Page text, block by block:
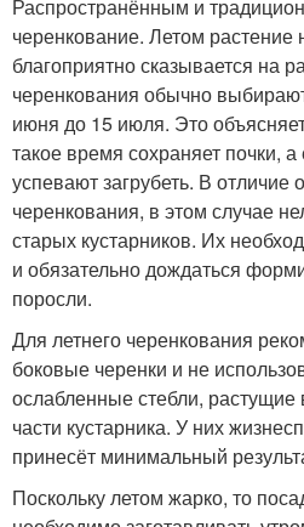
Распространённым и
черенкование. Летом растение
благоприятно сказывается на
черенкования обычно
июня до 15 июля. Это
такое время сохраняет почки,
успевают загрубеть. В отличие
черенкования, в этом случае
старых кустарников. Их
и обязательно дождаться
поросли.
Для летнего черенкования
боковые черенки и не
ослабленные стебли, растущие
части кустарника. У них
принесёт минимальный
Поскольку летом жарко, то